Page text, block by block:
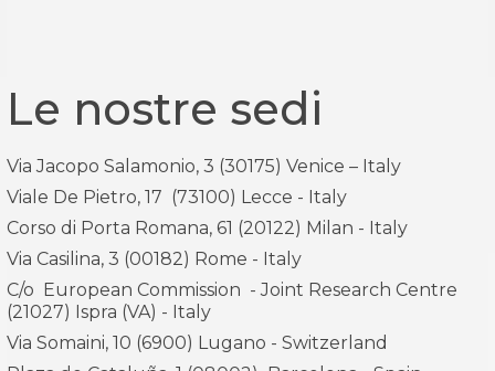
Le nostre sedi
Via Jacopo Salamonio, 3 (30175) Venice – Italy
Viale De Pietro, 17 (73100) Lecce - Italy
Corso di Porta Romana, 61 (20122) Milan - Italy
Via Casilina, 3 (00182) Rome - Italy
C/o European Commission - Joint Research Centre
(21027) Ispra (VA) - Italy
Via Somaini, 10 (6900) Lugano - Switzerland